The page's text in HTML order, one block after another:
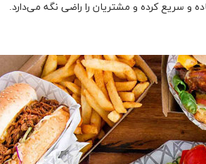
و سریع کرده و مشتریان را راضی نگه می‌دارد.